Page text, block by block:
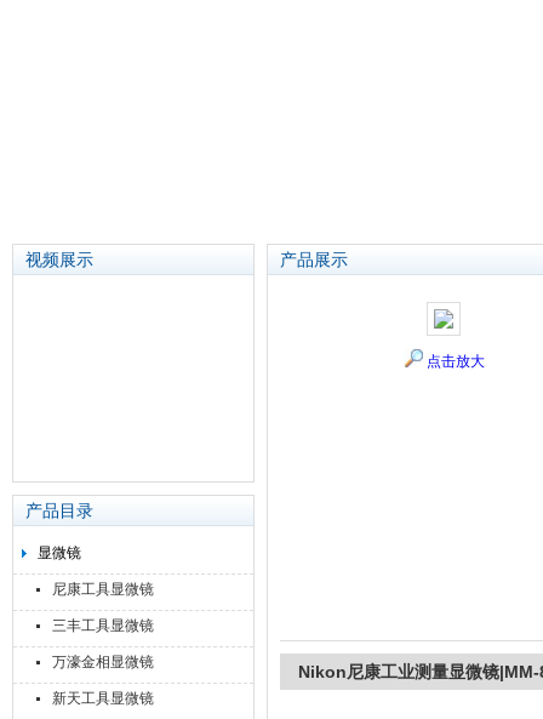
视频展示
产品目录
显微镜
尼康工具显微镜
三丰工具显微镜
万濠金相显微镜
新天工具显微镜
产品展示
点击放大
Nikon尼康工业测量显微镜|MM-